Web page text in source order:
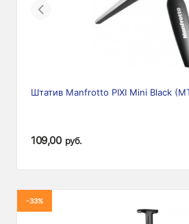
Previous
Штатив Manfrotto PIXI Mini Black
109,00 руб.
-33%